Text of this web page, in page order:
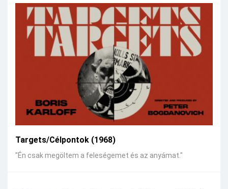
Targets/Célpontok (1968)
"Én csak megöltem a feleségemet és az anyámat."